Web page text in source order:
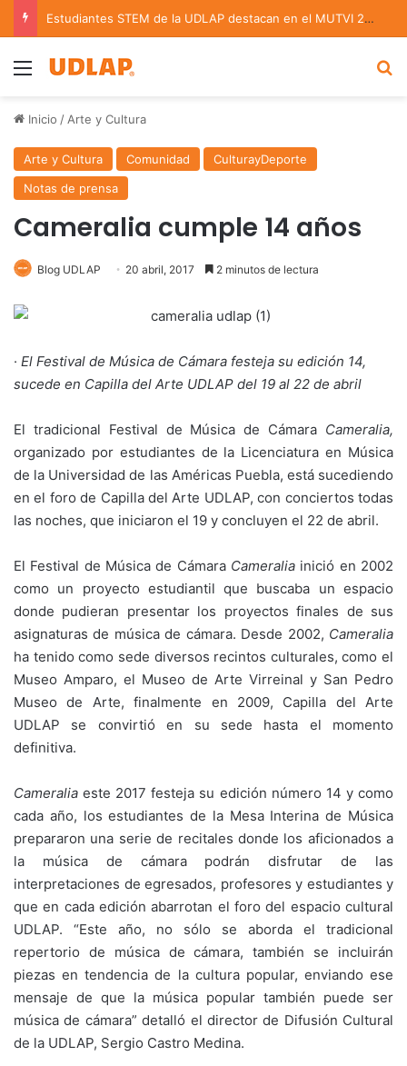
Estudiantes STEM de la UDLAP destacan en el MUTVI 2026
Menu
Inicio / Arte y Cultura
Arte y Cultura Comunidad
CulturayDeporte
Notas de prensa
Cameralia cumple 14 años
Blog UDLAP 20 abril, 2017 2 minutos de lectura
· El Festival de Música de Cámara festeja su edición 14,
sucede en Capilla del Arte UDLAP del 19 al 22 de abril
El tradicional Festival de Música de Cámara Cameralia,
organizado por estudiantes de la Licenciatura en Música
de la Universidad de las Américas Puebla, está sucediendo
en el foro de Capilla del Arte UDLAP, con conciertos todas
las noches, que iniciaron el 19 y concluyen el 22 de abril.
El Festival de Música de Cámara Cameralia inició en 2002
como un proyecto estudiantil que buscaba un espacio
donde pudieran presentar los proyectos finales de sus
asignaturas de música de cámara. Desde 2002, Cameralia
ha tenido como sede diversos recintos culturales, como el
Museo Amparo, el Museo de Arte Virreinal y San Pedro
Museo de Arte, finalmente en 2009, Capilla del Arte
UDLAP se convirtió en su sede hasta el momento
definitiva.
Cameraliaeste 2017 festeja su edición número 14 y como
cada año, los estudiantes de la Mesa Interina de Música
prepararon una serie de recitales donde los aficionados a
la música de cámara podrán disfrutar de las
interpretaciones de egresados, profesores y estudiantes y
que en cada edición abarrotan el foro del espacio cultural
UDLAP. “Este año, no sólo se aborda el tradicional
repertorio de música de cámara, también se incluirán
piezas en tendencia de la cultura popular, enviando ese
mensaje de que la música popular también puede ser
música de cámara” detalló el director de Difusión Cultural
de la UDLAP, Sergio Castro Medina.